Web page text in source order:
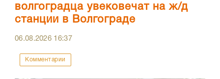
волгоградца увековечат на ж/д
станции в Волгограде
06.08.2026 16:37
Комментарии